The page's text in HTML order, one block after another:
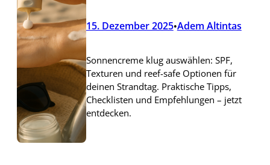
15. Dezember 2025•Adem Altintas
Sonnencreme klug auswählen: SPF,
Texturen und reef-safe Optionen für
deinen Strandtag. Praktische Tipps,
Checklisten und Empfehlungen – jetzt
entdecken.